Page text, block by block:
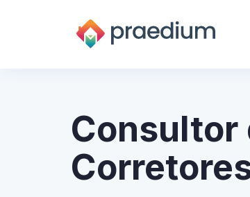
Consultor